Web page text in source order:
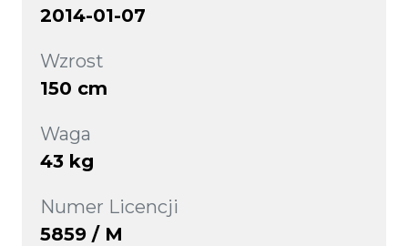
2014-01-07
Wzrost
150 cm
Waga
43 kg
Numer Licencji
5859 / M